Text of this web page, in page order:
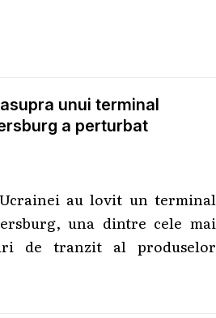
unui terminal
a perturbat
au lovit un terminal
una dintre cele mai
de tranzit al produselor